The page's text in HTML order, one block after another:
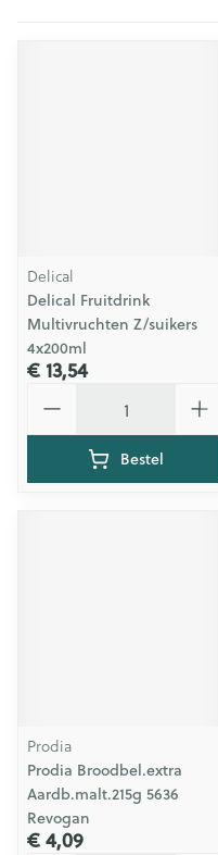
Delical
Delical Fruitdrink
Multivruchten Z/suikers
4x200ml
€ 13,54
Bestel
Prodia
Prodia Broodbel.extra
Aardb.malt.215g 5636
Revogan
€ 4,09